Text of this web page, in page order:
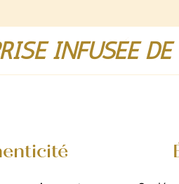
INFUSÉE